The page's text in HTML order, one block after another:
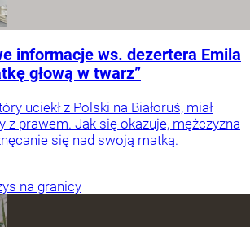
informacje ws. dezertera Emila
głową w twarz”
uciekł z Polski na Białoruś, miał
z prawem. Jak się okazuje, mężczyzna
się nad swoją matką.
na granicy